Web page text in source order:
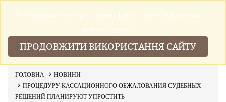
ГОЛОВНА
НОВИНИ
ПРОЦЕДУРУ КАССАЦИОННОГО ОБЖАЛОВАНИЯ СУДЕБНЫХ
РЕШЕНИЙ ПЛАНИРУЮТ УПРОСТИТЬ
Ми збираемо та використовуемо файли cookies щоб зробити
наш сайт краще.
ПРОДОВЖИТИ ВИКОРИСТАННЯ САЙТУ